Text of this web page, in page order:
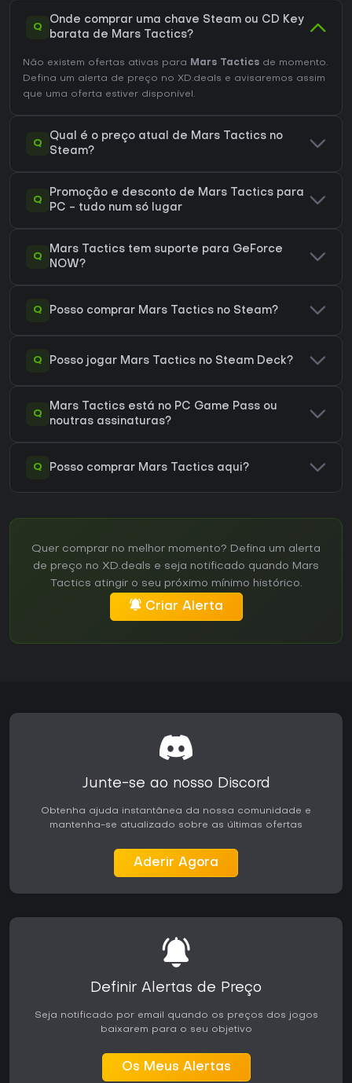
Q
Onde comprar uma chave Steam ou CD Key
barata de Mars Tactics?
Não existem ofertas ativas para Mars Tactics de momento.
Defina um alerta de preço no XD.deals e avisaremos assim
que uma oferta estiver disponível.
Q
Qual é o preço atual de Mars Tactics no
Steam?
Q
Promoção e desconto de Mars Tactics para
PC - tudo num só lugar
Q
Mars Tactics tem suporte para GeForce
NOW?
Q Posso comprar Mars Tactics no Steam?
Q Posso jogar Mars Tactics no Steam Deck?
Q
Mars Tactics está no PC Game Pass ou
noutras assinaturas?
Q Posso comprar Mars Tactics aqui?
Quer comprar no melhor momento? Defina um alerta
de preço no XD.deals e seja notificado quando Mars
Tactics atingir o seu próximo mínimo histórico.
Criar Alerta
Junte-se ao nosso Discord
Obtenha ajuda instantânea da nossa comunidade e
mantenha-se atualizado sobre as últimas ofertas
Aderir Agora
Definir Alertas de Preço
Seja notificado por email quando os preços dos jogos
baixarem para o seu objetivo
Os Meus Alertas